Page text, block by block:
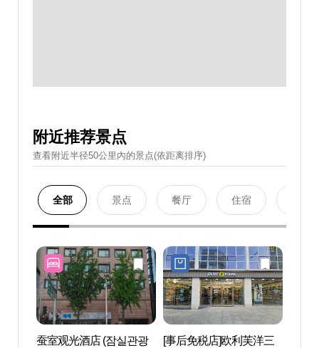
附近推荐景点
查看附近半径50公里內的景点(依距离排序)
全部 景点 餐厅 住宿
蚕室观光酒店 (잠실관광
[事后免税店]欧利芙洋三